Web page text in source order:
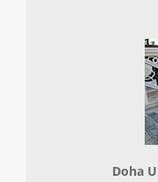
Doha